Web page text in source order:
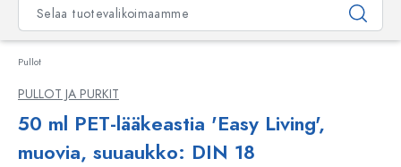
Pullot
PULLOT JA PURKIT
50 ml PET-lääkeastia 'Easy Living',
muovia, suuaukko: DIN 18